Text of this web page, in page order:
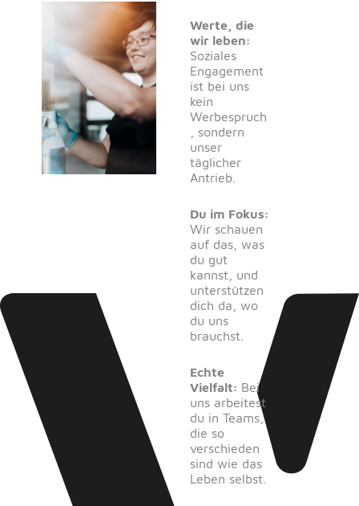
Werte, die
wir leben:
Soziales
Engagement
ist bei uns
kein
Werbespruch
, sondern
unser
täglicher
Antrieb.
Du im Fokus:
Wir schauen
auf das, was
du gut
kannst, und
unterstützen
dich da, wo
du uns
brauchst.
Echte
Vielfalt: Bei
uns arbeitest
du in Teams,
die so
verschieden
sind wie das
Leben selbst.